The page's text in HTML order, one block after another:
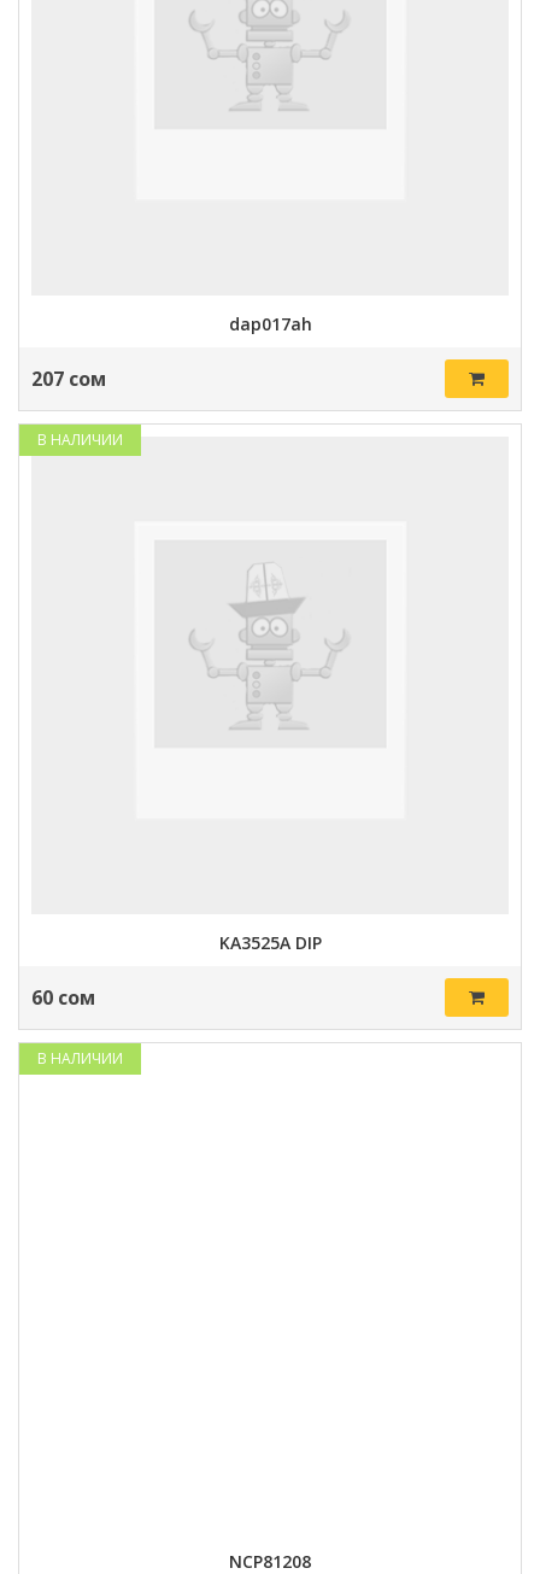
dap017ah
207 сом
В НАЛИЧИИ
KA3525A DIP
60 сом
В НАЛИЧИИ
NCP81208